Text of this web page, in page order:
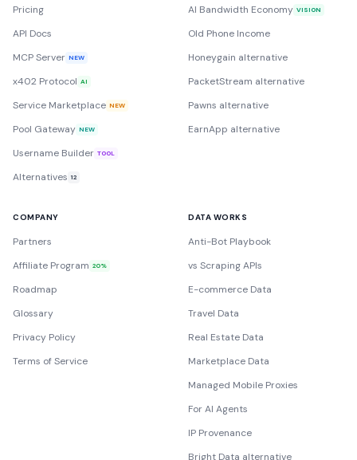
Pricing
API Docs
MCP Server NEW
x402 Protocol AI
Service Marketplace NEW
Pool Gateway NEW
Username Builder TOOL
Alternatives 12
AI Bandwidth Economy VISION
Old Phone Income
Honeygain alternative
PacketStream alternative
Pawns alternative
EarnApp alternative
COMPANY
Partners
Affiliate Program 20%
Roadmap
Glossary
Privacy Policy
Terms of Service
DATA WORKS
Anti-Bot Playbook
vs Scraping APIs
E-commerce Data
Travel Data
Real Estate Data
Marketplace Data
Managed Mobile Proxies
For AI Agents
IP Provenance
Bright Data alternative